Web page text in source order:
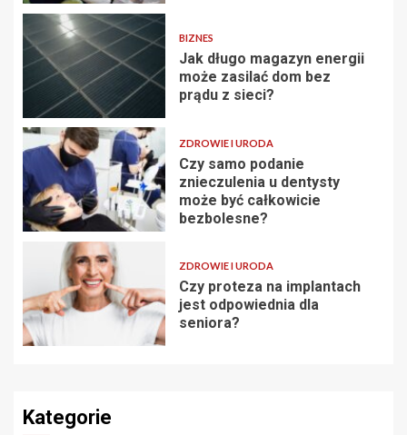
BIZNES
Jak długo magazyn energii
może zasilać dom bez
prądu z sieci?
ZDROWIE I URODA
Czy samo podanie
znieczulenia u dentysty
może być całkowicie
bezbolesne?
ZDROWIE I URODA
Czy proteza na implantach
jest odpowiednia dla
seniora?
Kategorie